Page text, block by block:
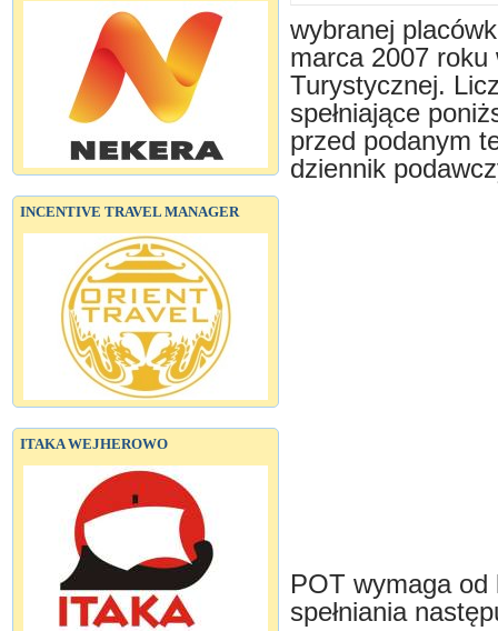
INCENTIVE TRAVEL MANAGER
ITAKA WEJHEROWO
wybranej
marca 2007 roku
Turystycznej.
spełniające
przed podanym
dziennik
POT wymaga
spełniania